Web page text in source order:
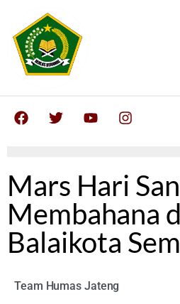
Mars Hari
Membahana
Balaikota
Team Humas Jateng